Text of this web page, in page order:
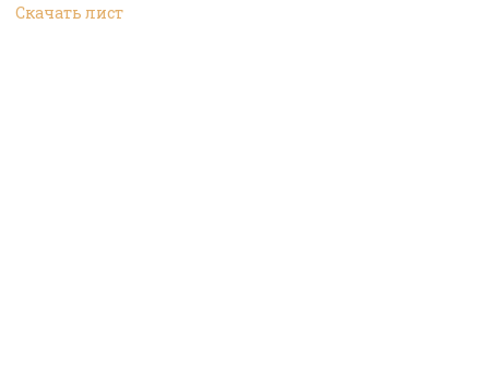
Скачать лист